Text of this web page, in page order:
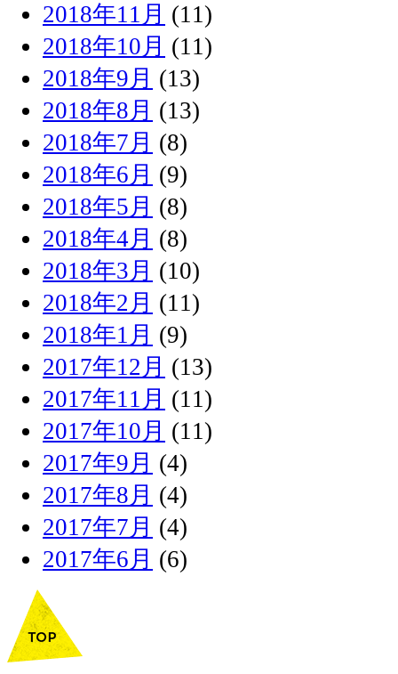
2018年11月 (11)
2018年10月 (11)
2018年9月 (13)
2018年8月 (13)
2018年7月 (8)
2018年6月 (9)
2018年5月 (8)
2018年4月 (8)
2018年3月 (10)
2018年2月 (11)
2018年1月 (9)
2017年12月 (13)
2017年11月 (11)
2017年10月 (11)
2017年9月 (4)
2017年8月 (4)
2017年7月 (4)
2017年6月 (6)